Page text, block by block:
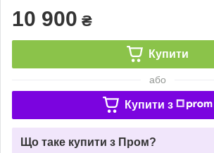
10 900 ₴
Купити
або
Купити з
Що таке купити з Пром?